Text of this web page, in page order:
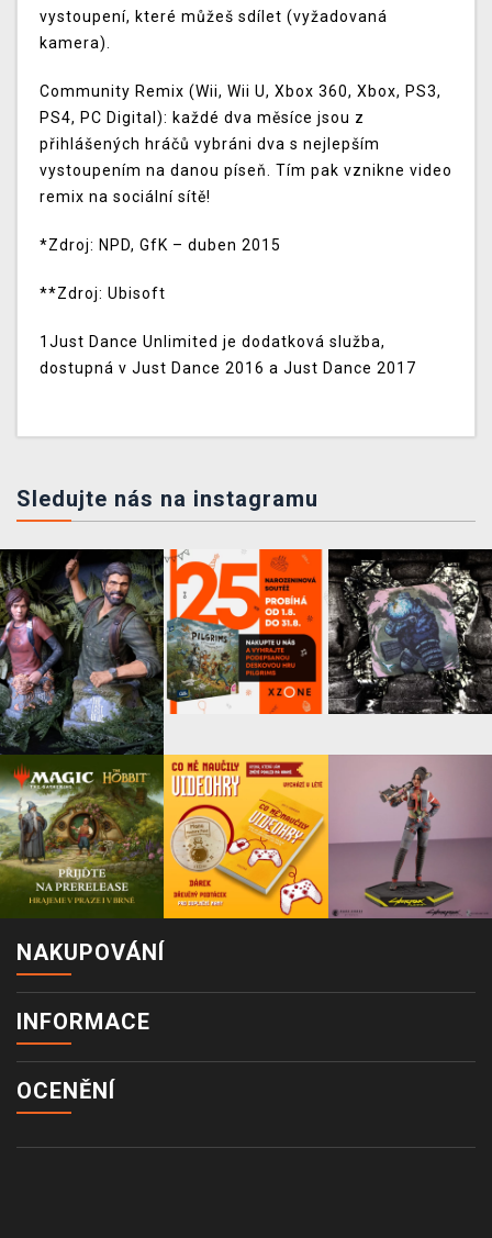
vystoupení, které můžeš sdílet (vyžadovaná
kamera).
Community Remix (Wii, Wii U, Xbox 360, Xbox, PS3,
PS4, PC Digital): každé dva měsíce jsou z
přihlášených hráčů vybráni dva s nejlepším
vystoupením na danou píseň. Tím pak vznikne video
remix na sociální sítě!
*Zdroj: NPD, GfK – duben 2015
**Zdroj: Ubisoft
1Just Dance Unlimited je dodatková služba,
dostupná v Just Dance 2016 a Just Dance 2017
Sledujte nás na instagramu
NAKUPOVÁNÍ
INFORMACE
OCENĚNÍ